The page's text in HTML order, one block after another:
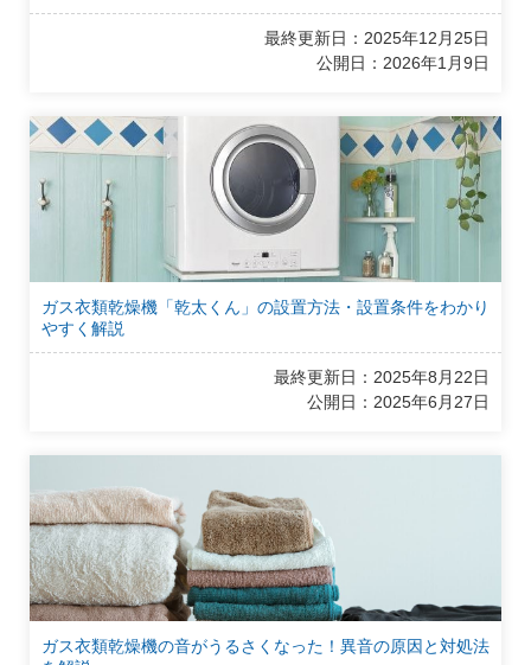
最終更新日：2025年12月25日
公開日：2026年1月9日
ガス衣類乾燥機「乾太くん」の設置方法・設置条件をわかり
やすく解説
最終更新日：2025年8月22日
公開日：2025年6月27日
ガス衣類乾燥機の音がうるさくなった！異音の原因と対処法